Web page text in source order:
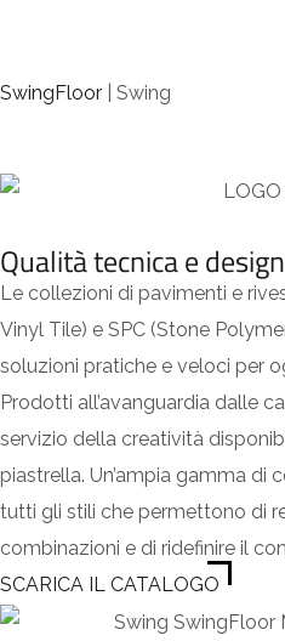
SwingFloor Swing
Qualità tecnica e design
Le collezioni di pavimenti e
Vinyl Tile) e SPC (Stone
soluzioni pratiche e veloci per
Prodotti all’avanguardia dalle
servizio della creatività
piastrella. Un’ampia gamma di
tutti gli stili che permettono di
combinazioni e di ridefinire il
SCARICA IL CATALOGO